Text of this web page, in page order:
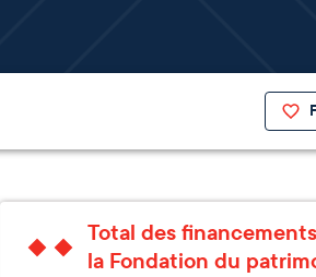
Total des
la Fondation du